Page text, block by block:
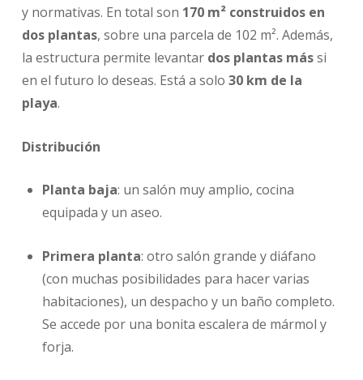
y normativas. En total son 170 m² construidos en
dos plantas, sobre una parcela de 102 m². Además,
la estructura permite levantar dos plantas mássi
en el futuro lo deseas. Está a solo 30 km de la
playa.
Distribución
Planta baja: un salón muy amplio, cocina
equipada y un aseo.
Primera planta: otro salón grande y diáfano
(con muchas posibilidades para hacer varias
habitaciones), un despacho y un baño completo.
Se accede por una bonita escalera de mármol y
forja.